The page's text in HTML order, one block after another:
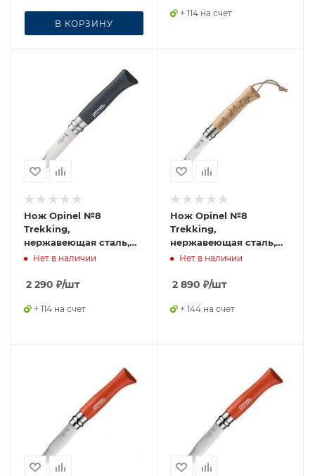
В КОРЗИНУ
+ 114 на счет
Нож Opinel №8
Trekking,
нержавеющая сталь,
серый, блистер, 001982
Нет в наличии
2 290 ₽/шт
+ 114 на счет
Нож Opinel №8
Trekking,
нержавеющая сталь,
рукоять бук,
козел и эдельвейс,
Нет в наличии
2 890 ₽/шт
+ 144 на счет